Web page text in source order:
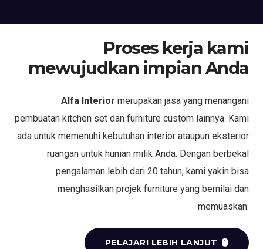
Proses kerja kami
mewujudkan impian Anda
Alfa Interior merupakan jasa yang menangani
pembuatan kitchen set dan furniture custom lainnya. Kami
ada untuk memenuhi kebutuhan interior ataupun eksterior
ruangan untuk hunian milik Anda. Dengan berbekal
pengalaman lebih dari 20 tahun, kami yakin bisa
menghasilkan projek furniture yang bernilai dan
memuaskan.
PELAJARI LEBIH LANJUT